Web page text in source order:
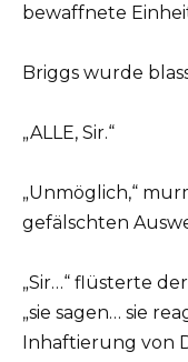
bewaffnete
Briggs wurde
„ALLE, Sir.“
„Unmöglich,“
gefälschten
„Sir…“ flüsterte
„sie sagen… sie
Inhaftierung von